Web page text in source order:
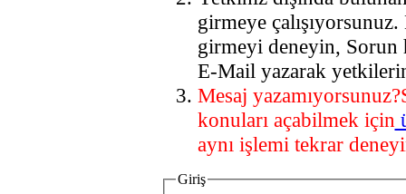
girmeye
girmeyi deneyin, Sorun
E-Mail yazarak
Mesaj
konuları açabilmek için
aynı işlemi tekrar
Giriş